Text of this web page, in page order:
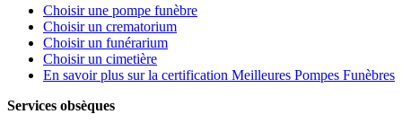
Choisir une pompe funèbre
Choisir un crematorium
Choisir un funérarium
Choisir un cimetière
En savoir plus sur la certification Meilleures Pompes Funèbres
Services obsèques